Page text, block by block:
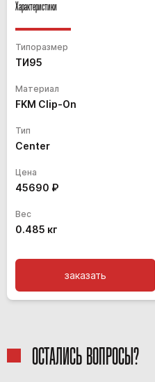
Характеристики
Типоразмер
ТИ95
Материал
FKM Clip-On
Тип
Center
Цена
45690 ₽
Вес
0.485 кг
заказать
ОСТАЛИСЬ ВОПРОСЫ?